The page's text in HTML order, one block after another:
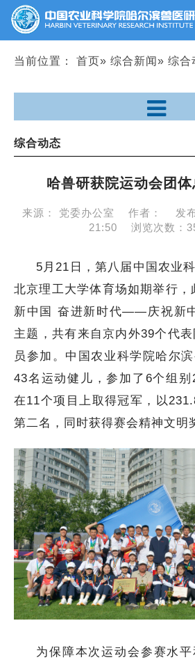
当前位置： 首页» 综合新闻» 综合
综合动态
哈兽研获院运动会团
来源： 党委办公室 作者： 发
21:50
浏览次数：
5月21日，第八届中国农业
北京理工大学体育场如期举行，
新中国 奋进新时代——庆祝新
主题，共有来自京内外39个代
员参加。中国农业科学院哈尔
43名运动健儿，参加了6个组别
在11个项目上取得冠军，以
第二名，同时获得赛会精神文明
为保障本次运动会参赛水